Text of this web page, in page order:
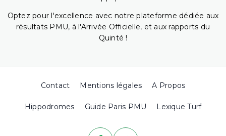
Optez pour l'excellence avec notre plateforme dédiée aux
résultats PMU, à l'Arrivée Officielle, et aux rapports du
Quinté !
Contact Mentions légales A Propos
Hippodromes Guide Paris PMU Lexique Turf